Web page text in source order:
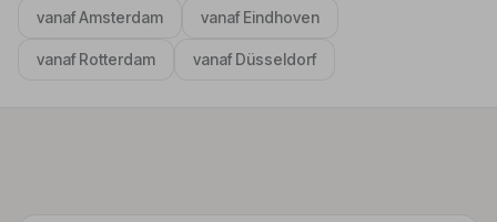
vanaf Amsterdam vanaf Eindhoven
vanaf Rotterdam vanaf Düsseldorf